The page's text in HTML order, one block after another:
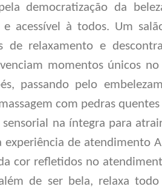
democratização da
e acessível à todos. Um
de relaxamento e
momentos únicos no
passando pelo
com pedras
na íntegra para
experiência de atendimento
cor refletidos no
de ser bela, relaxa